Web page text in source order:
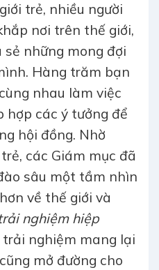
trẻ, nhiều người
nơi trên thế giới,
sẻ những mong đợi
Hàng trăm bạn
nhau làm việc
hợp các ý tưởng để
hội đồng. Nhờ
các Giám mục đã
sâu một tầm nhìn
về thế giới và
nghiệm hiệp
trải nghiệm mang lại
mở đường cho